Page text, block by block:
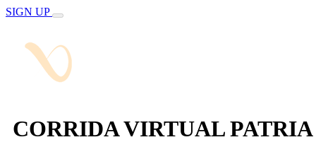
SIGN UP
CORRIDA VIRTUAL